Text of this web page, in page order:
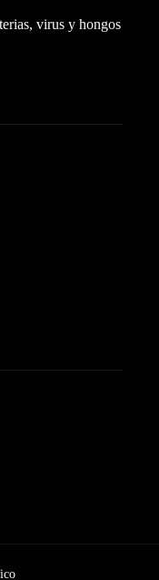
virus y hongos